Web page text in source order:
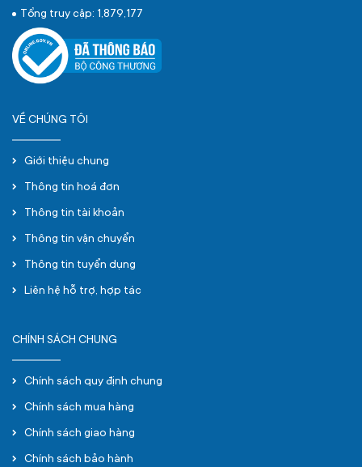
Tổng truy cập: 1,879,177
VỀ CHÚNG TÔI
Giới thiệu chung
Thông tin hoá đơn
Thông tin tài khoản
Thông tin vận chuyển
Thông tin tuyển dụng
Liên hệ hỗ trợ, hợp tác
CHÍNH SÁCH CHUNG
Chính sách quy định chung
Chính sách mua hàng
Chính sách giao hàng
Chính sách bảo hành